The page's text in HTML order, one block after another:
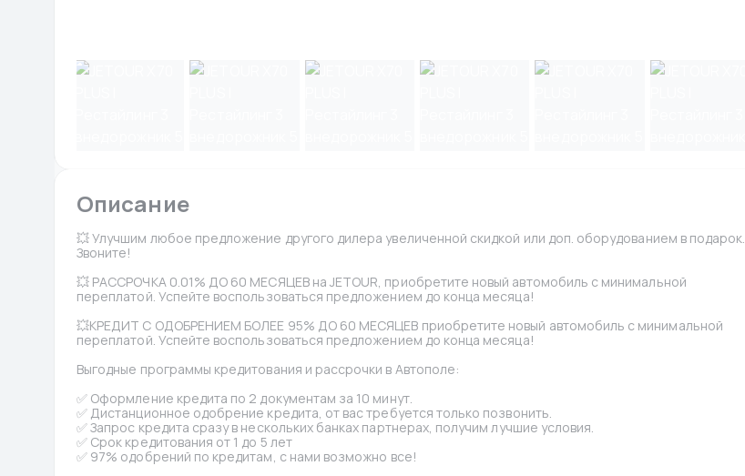
Описание
💥 Улучшим любое предложение другого дилера увеличенной скидкой или доп. оборудованием в подарок.
Звоните!
💥 РАССРОЧКА 0.01% ДО 60 МЕСЯЦЕВ на JETOUR, приобретите новый автомобиль с минимальной
переплатой. Успейте воспользоваться предложением до конца месяца!
💥КРЕДИТ С ОДОБРЕНИЕМ БОЛЕЕ 95% ДО 60 МЕСЯЦЕВ приобретите новый автомобиль с минимальной
переплатой. Успейте воспользоваться предложением до конца месяца!
Выгодные программы кредитования и рассрочки в Автополе:
✅ Оформление кредита по 2 документам за 10 минут.
✅ Дистанционное одобрение кредита, от вас требуется только позвонить.
✅ Запрос кредита сразу в нескольких банках партнерах, получим лучшие условия.
✅ Срок кредитования от 1 до 5 лет
✅ 97% одобрений по кредитам, с нами возможно все!